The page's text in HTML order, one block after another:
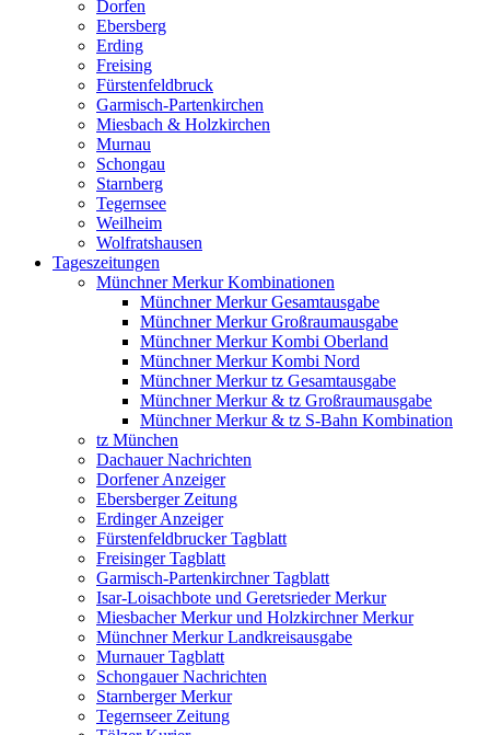
Dorfen
Ebersberg
Erding
Freising
Fürstenfeldbruck
Garmisch-Partenkirchen
Miesbach & Holzkirchen
Murnau
Schongau
Starnberg
Tegernsee
Weilheim
Wolfratshausen
Tageszeitungen
Münchner Merkur Kombinationen
Münchner Merkur Gesamtausgabe
Münchner Merkur Großraumausgabe
Münchner Merkur Kombi Oberland
Münchner Merkur Kombi Nord
Münchner Merkur tz Gesamtausgabe
Münchner Merkur & tz Großraumausgabe
Münchner Merkur & tz S-Bahn Kombination
tz München
Dachauer Nachrichten
Dorfener Anzeiger
Ebersberger Zeitung
Erdinger Anzeiger
Fürstenfeldbrucker Tagblatt
Freisinger Tagblatt
Garmisch-Partenkirchner Tagblatt
Isar-Loisachbote und Geretsrieder Merkur
Miesbacher Merkur und Holzkirchner Merkur
Münchner Merkur Landkreisausgabe
Murnauer Tagblatt
Schongauer Nachrichten
Starnberger Merkur
Tegernseer Zeitung